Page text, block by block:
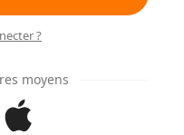
?
moyens